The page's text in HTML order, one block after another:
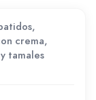
crema,
tamales